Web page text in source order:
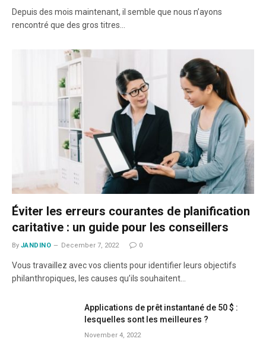
Depuis des mois maintenant, il semble que nous n’ayons
rencontré que des gros titres…
Éviter les erreurs courantes de planification
caritative : un guide pour les conseillers
By JANDINO December 7, 2022 0
Vous travaillez avec vos clients pour identifier leurs objectifs
philanthropiques, les causes qu’ils souhaitent…
Applications de prêt instantané de 50 $ :
lesquelles sont les meilleures ?
November 4, 2022